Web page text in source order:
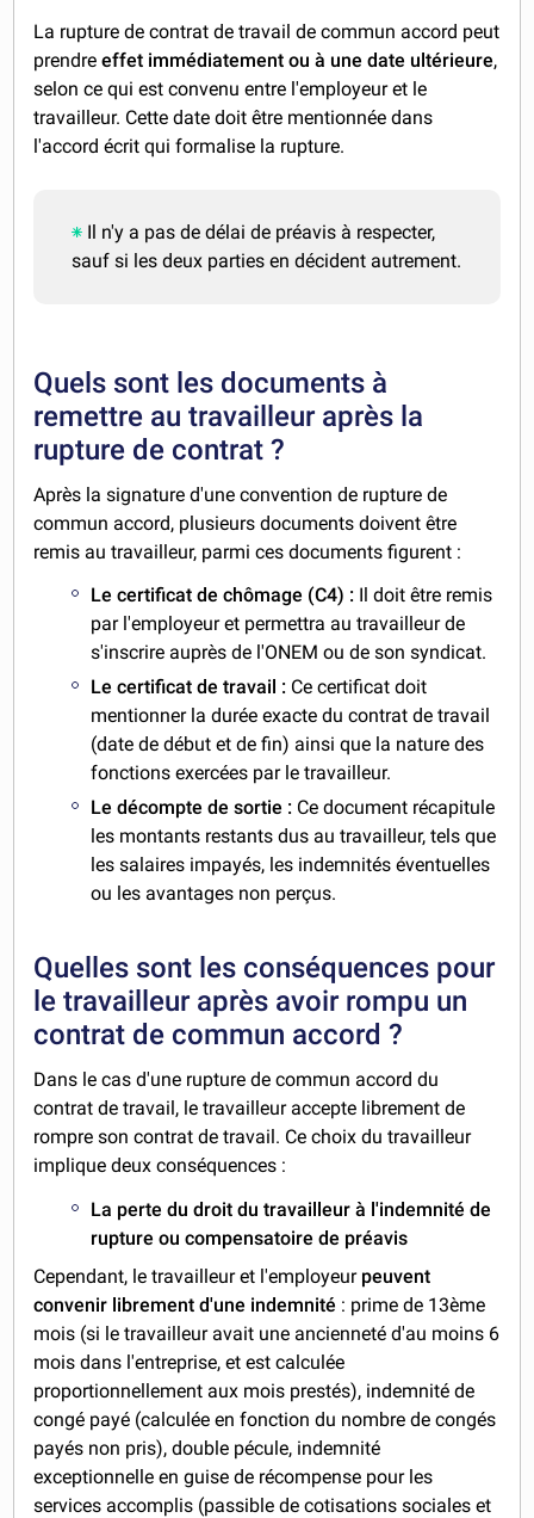
La rupture de contrat de travail de commun accord peut
prendreeffet immédiatement ou à une date ultérieure,
selon ce qui est convenu entre l'employeur et le
travailleur. Cette date doit être mentionnée dans
l'accord écrit qui formalise la rupture.
Il n'y a pas de délai de préavis à respecter,
sauf si les deux parties en décident autrement.
Quels sont les documents à
remettre au travailleur après la
rupture de contrat ?
Après la signature d'une convention de rupture de
commun accord, plusieurs documents doivent être
remis au travailleur, parmi ces documents figurent :
Le certificat de chômage (C4) : Il doit être remis
par l'employeur et permettra au travailleur de
s'inscrire auprès de l'ONEM ou de son syndicat.
Le certificat de travail : Ce certificat doit
mentionner la durée exacte du contrat de travail
(date de début et de fin) ainsi que la nature des
fonctions exercées par le travailleur.
Le décompte de sortie : Ce document récapitule
les montants restants dus au travailleur, tels que
les salaires impayés, les indemnités éventuelles
ou les avantages non perçus.
Quelles sont les conséquences pour
le travailleur après avoir rompu un
contrat de commun accord ?
Dans le cas d'une rupture de commun accord du
contrat de travail, le travailleur accepte librement de
rompre son contrat de travail. Ce choix du travailleur
implique deux conséquences :
La perte du droit du travailleur à l'indemnité de
rupture ou compensatoire de préavis
Cependant, le travailleur et l'employeur peuvent
convenir librement d'une indemnité : prime de 13ème
mois (si le travailleur avait une ancienneté d'au moins 6
mois dans l'entreprise, et est calculée
proportionnellement aux mois prestés), indemnité de
congé payé (calculée en fonction du nombre de congés
payés non pris), double pécule, indemnité
exceptionnelle en guise de récompense pour les
services accomplis (passible de cotisations sociales et